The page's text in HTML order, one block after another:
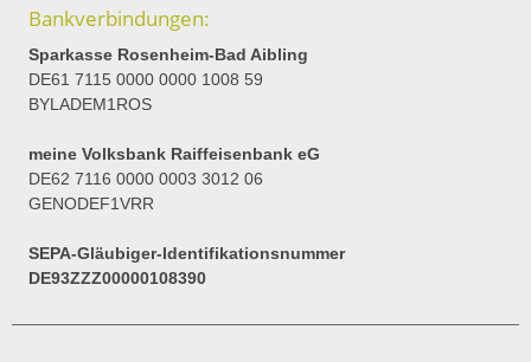
Bankverbindungen:
Sparkasse Rosenheim-Bad Aibling
DE61 7115 0000 0000 1008 59
BYLADEM1ROS
meine Volksbank Raiffeisenbank eG
DE62 7116 0000 0003 3012 06
GENODEF1VRR
SEPA-Gläubiger-Identifikationsnummer
DE93ZZZ00000108390